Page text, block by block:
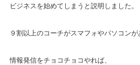
ビジネスを始めてしまうと説明しました。
９割以上のコーチがスマフォやパソコンが
情報発信をチョコチョコやれば、